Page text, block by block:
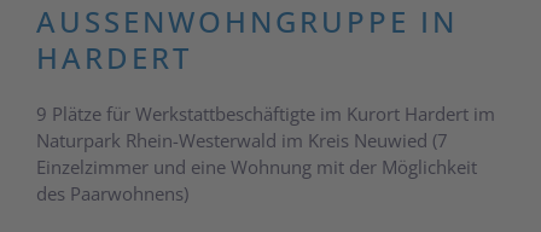
AUSSENWOHNGRUPPE IN H
ARDERT
9 Plätze für Werkstattbeschäftigte im Kurort Hardert im
Naturpark Rhein-Westerwald im Kreis Neuwied (7
Einzelzimmer und eine Wohnung mit der Möglichkeit
des Paarwohnens)